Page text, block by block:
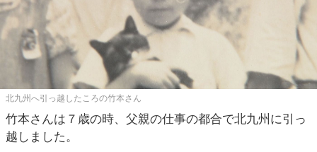
北九州へ引っ越したころの竹本さん
竹本さんは７歳の時、父親の仕事の都合で北九州に引っ
越しました。